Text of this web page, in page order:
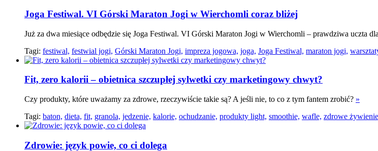
Joga Festiwal. VI Górski Maraton Jogi w Wierchomli coraz bliżej
Już za dwa miesiące odbędzie się Joga Festiwal. VI Górski Maraton Jogi w Wierchomli – prawdziwa uczta
Tagi: festiwal, festwial jogi, Górski Maraton Jogi, impreza jogowa, joga, Joga Festiwal, maraton jogi,
Fit, zero kalorii – obietnica szczupłej sylwetki czy marketingowy chwyt?
Czy produkty, które uważamy za zdrowe, rzeczywiście takie są? A jeśli nie, to co z tym fantem zrobić? »
Tagi: baton, dieta, fit, granola, jedzenie, kalorie, ochudzanie, produkty light, smoothie, wafle, zdrowe
Zdrowie: język powie, co ci dolega